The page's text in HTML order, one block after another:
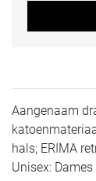
Aangenaam
hals; ERIMA
Unisex: